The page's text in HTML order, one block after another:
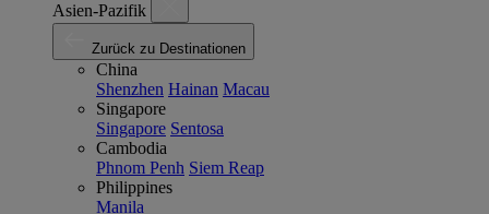
Asien-Pazifik
Zurück zu Destinationen
China
Shenzhen Hainan Macau
Singapore
Singapore Sentosa
Cambodia
Phnom Penh Siem Reap
Philippines
Manila